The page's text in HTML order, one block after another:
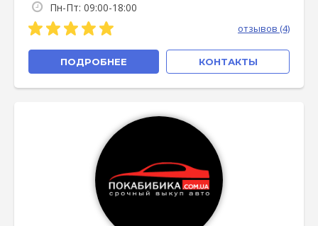
Пн-Пт: 09:00-18:00
отзывов (4)
ПОДРОБНЕЕ КОНТАКТЫ